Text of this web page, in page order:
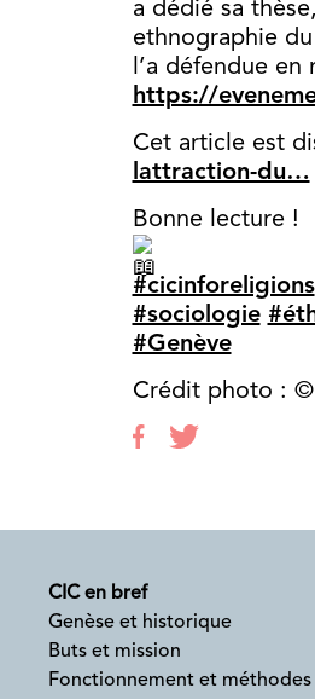
a dédié sa
ethnographie
l’a défendue en
https://
Cet article est
lattraction-du…
Bonne lecture !
#cicinforeligions
#sociologie
#Genève
Crédit photo :
CIC en bref
Genèse et historique
Buts et mission
Fonctionnement et méthodes